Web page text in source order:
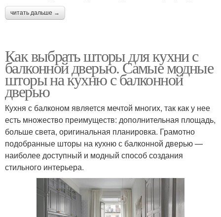
читать дальше →
Как выбрать шторы для кухни с
балконной дверью. Самые модные
шторы на кухню с балконной
дверью
Кухня с балконом является мечтой многих, так как у нее
есть множество преимуществ: дополнительная площадь,
больше света, оригинальная планировка. Грамотно
подобранные шторы на кухню с балконной дверью —
наиболее доступный и модный способ создания
стильного интерьера.